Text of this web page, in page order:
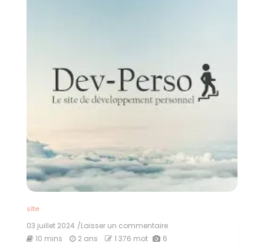
site
03 juillet 2024 /Laisser un commentaireon
10 mins 2 ans 1 376 mot 6